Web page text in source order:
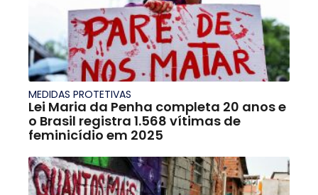
MEDIDAS PROTETIVAS
Lei Maria da Penha completa 20 anos e
o Brasil registra 1.568 vítimas de
feminicídio em 2025